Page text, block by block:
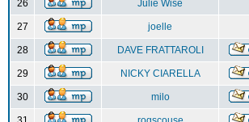
26 Julie Wise
27 joelle
28 DAVE FRATTAROLI
29 NICKY CIARELLA
30 milo